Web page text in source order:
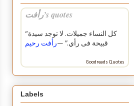
رأفت’s quotes
“كل النساء جميلات. لا توجد سيدة
قبيحة فى رأي.” —رأفت رحيم
Goodreads Quotes
Labels